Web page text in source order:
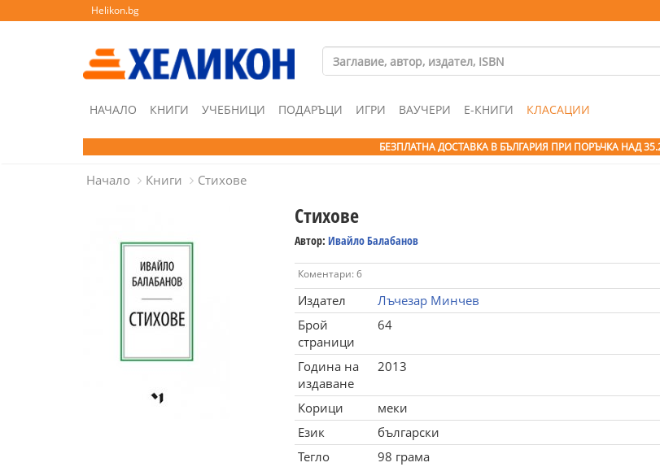
Helikon.bg
НАЧАЛО КНИГИ УЧЕБНИЦИ ПОДАРЪЦИ ИГРИ ВАУЧЕРИ Е-КНИГИ КЛАСАЦИИ
БЕЗПЛАТНА ДОСТАВКА В БЪЛГАРИЯ ПРИ ПОРЪЧКА НАД
Начало Книги Стихове
Стихове
Автор: Ивайло Балабанов
Коментари: 6
Издател
Лъчезар Минчев
Брой
страници
64
Година на
издаване
2013
Корици
меки
Език
български
Тегло
98 грама